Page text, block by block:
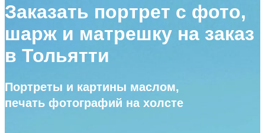
Заказать портрет с фото,
шарж и матрешку на заказ
в Тольятти
Портреты и картины маслом,
печать фотографий на холсте